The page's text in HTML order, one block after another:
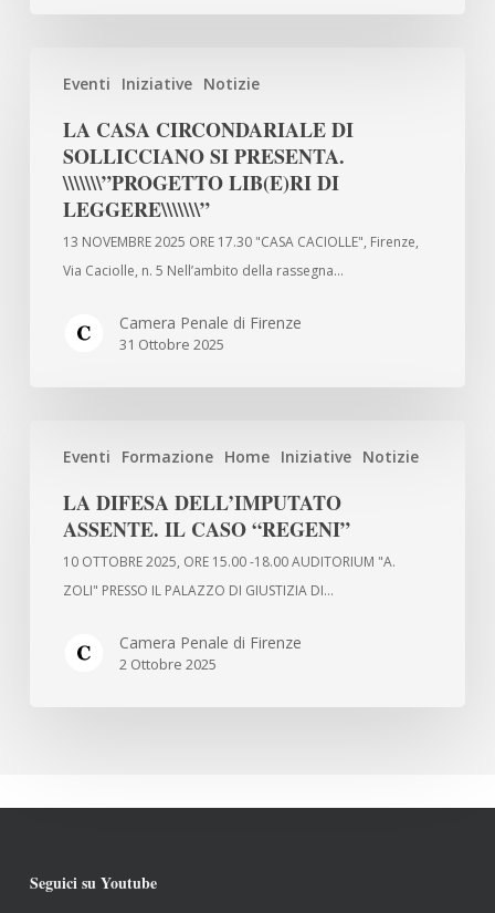
maggio
2022
Eventi Iniziative Notizie
CASA
CIRCONDARIALE
SOLLICCIANO
PRESENTA.
\\\\\\\”PROGETTO
LEGGERE\\\\\\\”
LA CASA CIRCONDARIALE DI
SOLLICCIANO SI PRESENTA.
\\\\\\\”PROGETTO LIB(E)RI DI
LEGGERE\\\\\\\”
13 NOVEMBRE 2025 ORE 17.30 "CASA CACIOLLE", Firenze,
Via Caciolle, n. 5 Nell’ambito della rassegna…
Camera Penale di Firenze
31 Ottobre 2025
Eventi Formazione Home Iniziative Notizie
DIFESA
DELL’IMPUTATO
ASSENTE.
LA DIFESA DELL’IMPUTATO
ASSENTE. IL CASO “REGENI”
10 OTTOBRE 2025, ORE 15.00 -18.00 AUDITORIUM "A.
ZOLI" PRESSO IL PALAZZO DI GIUSTIZIA DI…
Camera Penale di Firenze
2 Ottobre 2025
Seguici su Youtube